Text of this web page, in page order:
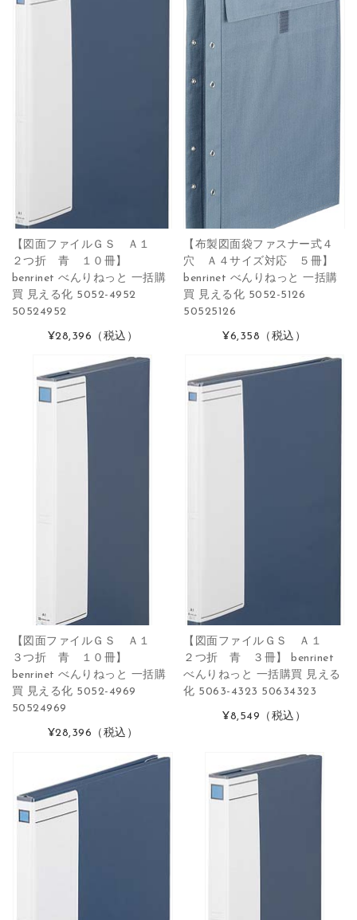
【図面ファイルＧＳ Ａ１
２つ折 青 １０冊】
benrinet べんりねっと 一括購
買 見える化 5052-4952
50524952
¥28,396 （税込）
【布製図面袋ファスナー式４
穴 Ａ４サイズ対応 ５冊】
benrinet べんりねっと 一括購
買 見える化 5052-5126
50525126
¥6,358 （税込）
【図面ファイルＧＳ Ａ１
３つ折 青 １０冊】
benrinet べんりねっと 一括購
買 見える化 5052-4969
50524969
¥28,396 （税込）
【図面ファイルＧＳ Ａ１
２つ折 青 ３冊】 benrinet
べんりねっと 一括購買 見える
化 5063-4323 50634323
¥8,549 （税込）